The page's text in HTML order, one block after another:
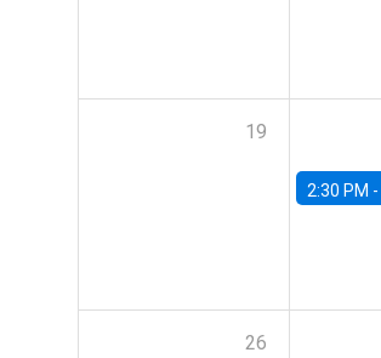
19
2:30 PM -
26